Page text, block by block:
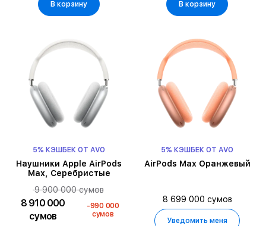
В корзину В корзину
5% КЭШБЕК ОТ AVO
Наушники Apple AirPods
Max, Серебристые
9 900 000 сумов
8 910 000
сумов
-990 000
сумов
5% КЭШБЕК ОТ AVO
AirPods Max Оранжевый
8 699 000 сумов
Уведомить меня